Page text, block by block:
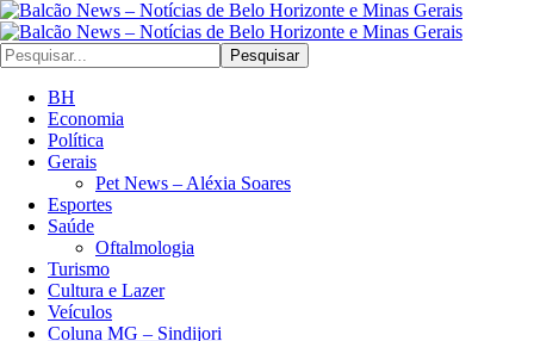
Pesquisar
BH
Economia
Política
Gerais
Pet News – Aléxia Soares
Esportes
Saúde
Oftalmologia
Turismo
Cultura e Lazer
Veículos
Coluna MG – Sindijori